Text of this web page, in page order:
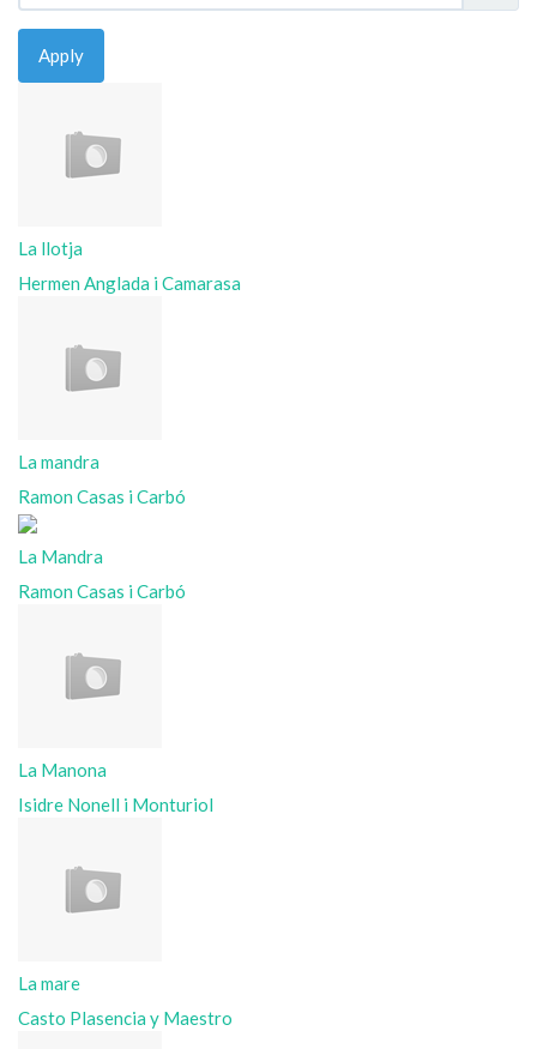
Apply
La llotja
Hermen Anglada i Camarasa
La mandra
Ramon Casas i Carbó
La Mandra
Ramon Casas i Carbó
La Manona
Isidre Nonell i Monturiol
La mare
Casto Plasencia y Maestro